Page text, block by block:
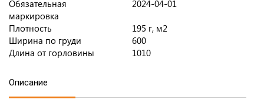
Обязательная
маркировка
2024-04-01
Плотность
195 г, м2
Ширина по груди
600
Длина от горловины
1010
Описание